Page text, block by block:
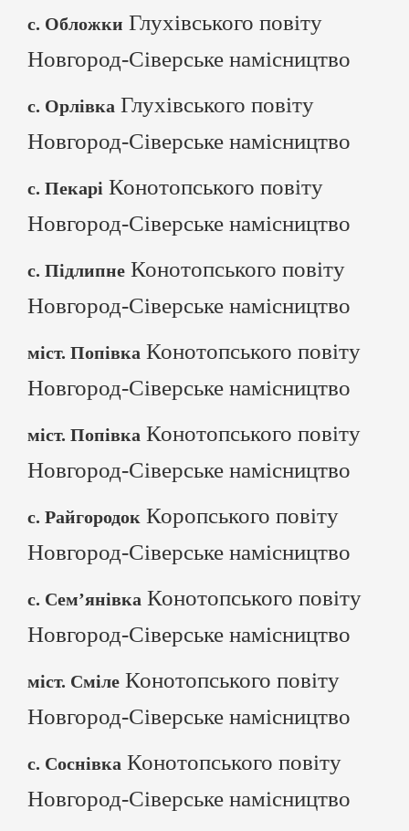
с. Обложки Глухівського повіту
Новгород-Сіверське намісництво
с. Орлівка Глухівського повіту
Новгород-Сіверське намісництво
с. Пекарі Конотопського повіту
Новгород-Сіверське намісництво
с. Підлипне Конотопського повіту
Новгород-Сіверське намісництво
міст. Попівка Конотопського повіту
Новгород-Сіверське намісництво
міст. Попівка Конотопського повіту
Новгород-Сіверське намісництво
с. Райгородок Коропського повіту
Новгород-Сіверське намісництво
с. Сем’янівка Конотопського повіту
Новгород-Сіверське намісництво
міст. Сміле Конотопського повіту
Новгород-Сіверське намісництво
с. Соснівка Конотопського повіту
Новгород-Сіверське намісництво